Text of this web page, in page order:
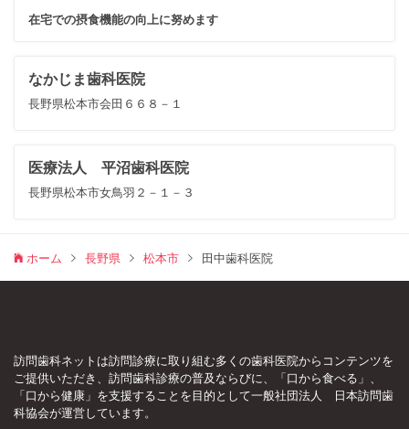
在宅での摂食機能の向上に努めます
なかじま歯科医院
長野県松本市会田６６８－１
医療法人 平沼歯科医院
長野県松本市女鳥羽２－１－３
ホーム 長野県 松本市 田中歯科医院
訪問歯科ネットは訪問診療に取り組む多くの歯科医院からコンテンツを
ご提供いただき、訪問歯科診療の普及ならびに、「口から食べる」、
「口から健康」を支援することを目的として一般社団法人 日本訪問歯
科協会が運営しています。